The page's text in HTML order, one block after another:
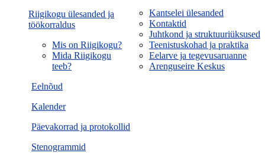
Kantselei ülesanded
Kontaktid
Juhtkond ja struktuuriüksused
Teenistuskohad ja praktika
Eelarve ja tegevusaruanne
Arenguseire Keskus
Eelnõud
Kalender
Päevakorrad ja protokollid
Stenogrammid
Riigikogu ülesanded ja
töökorraldus
Mis on Riigikogu?
Mida Riigikogu
teeb?